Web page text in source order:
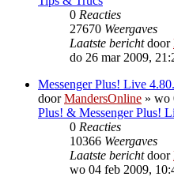
0 Reacties
27670 Weergaves
Laatste berichtdoor
do 26 mar 2009,
Messenger Plus! Live
doorMandersOnline » wo
Plus! & Messenger Plus!
0 Reacties
10366 Weergaves
Laatste berichtdoor
wo 04 feb 2009,